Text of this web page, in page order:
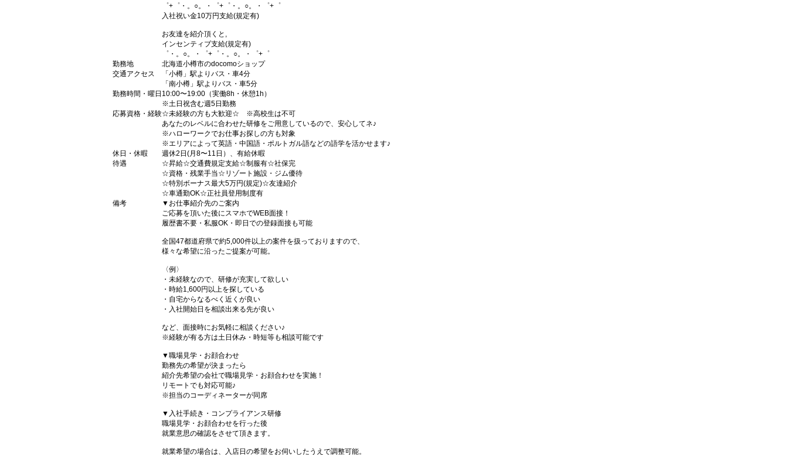
゜+゜・。○。・゜+゜・。○。・゜+゜
入社祝い金10万円支給(規定有)
お友達を紹介頂くと,
インセンティブ支給(規定有)
゜・。○。・゜+゜・。○。・゜+゜
勤務地
北海道小樽市のdocomoショップ
交通アクセス
「小樽」駅よりバス・車4分
「南小樽」駅よりバス・車5分
勤務時間・曜日 10:00〜19:00（実働8h・休憩1h）
※土日祝含む週5日勤務
応募資格・経験☆未経験の方も大歓迎☆ ※高校生は不可
あなたのレベルに合わせた研修をご用意しているので、安心してネ♪
※ハローワークでお仕事お探しの方も対象
※エリアによって英語・中国語・ポルトガル語などの語学を活かせます♪
休日・休暇
週休2日(月8〜11日）、有給休暇
待遇
☆昇給☆交通費規定支給☆制服有☆社保完
☆資格・残業手当☆リゾート施設・ジム優待
☆特別ボーナス最大5万円(規定)☆友達紹介
☆車通勤OK☆正社員登用制度有
備考
▼お仕事紹介先のご案内
ご応募を頂いた後にスマホでWEB面接！
履歴書不要・私服OK・即日での登録面接も可能
全国47都道府県で約5,000件以上の案件を扱っておりますので、
様々な希望に沿ったご提案が可能。
〈例〉
・未経験なので、研修が充実して欲しい
・時給1,600円以上を探している
・自宅からなるべく近くが良い
・入社開始日を相談出来る先が良い
など、面接時にお気軽に相談ください♪
※経験が有る方は土日休み・時短等も相談可能です
▼職場見学・お顔合わせ
勤務先の希望が決まったら
紹介先希望の会社で職場見学・お顔合わせを実施！
リモートでも対応可能♪
※担当のコーディネーターが同席
▼入社手続き・コンプライアンス研修
職場見学・お顔合わせを行った後
就業意思の確認をさせて頂きます。
就業希望の場合は、入店日の希望をお伺いしたうえで調整可能。